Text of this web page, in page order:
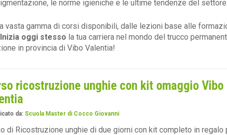
le norme igieniche e le ultime tendenze del settore.
vasta gamma di corsi disponibili, dalle lezioni base alle
Inizia oggi stesso la tua carriera nel mondo del trucco
in provincia di Vibo Valentia!
ricostruzione unghie con kit omaggio Vibo
da: Scuola Master di Cocco Giovanni
di Ricostruzione unghie di due giorni con kit completo in regalo